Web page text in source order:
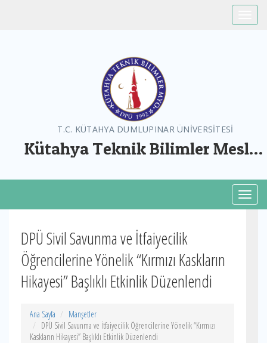
T.C. KÜTAHYA DUMLUPINAR ÜNİVERSİTESİ
Kütahya Teknik Bilimler Meslek
DPÜ Sivil Savunma ve İtfaiyecilik
Öğrencilerine Yönelik “Kırmızı Kaskların
Hikayesi” Başlıklı Etkinlik Düzenlendi
Ana Sayfa
Manşetler
DPÜ Sivil Savunma ve İtfaiyecilik Öğrencilerine Yönelik “Kırmızı
Kaskların Hikayesi” Başlıklı Etkinlik Düzenlendi